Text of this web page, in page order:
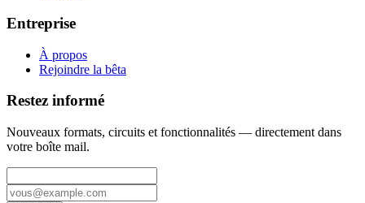
Entreprise
À propos
Rejoindre la bêta
Restez informé
Nouveaux formats, circuits et fonctionnalités — directement dans
votre boîte mail.